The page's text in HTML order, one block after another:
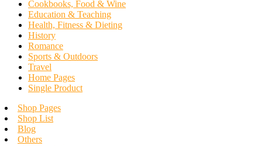
Cookbooks, Food & Wine
Education & Teaching
Health, Fitness & Dieting
History
Romance
Sports & Outdoors
Travel
Home Pages
Single Product
Shop Pages
Shop List
Blog
Others